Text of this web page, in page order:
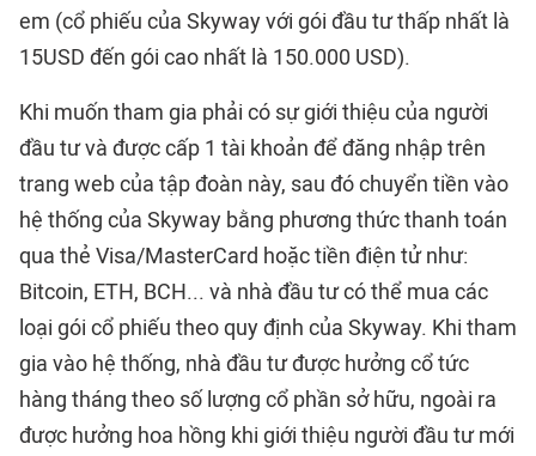
em (cổ phiếu của Skyway với gói đầu tư thấp nhất là
15USD đến gói cao nhất là 150.000 USD).
Khi muốn tham gia phải có sự giới thiệu của người
đầu tư và được cấp 1 tài khoản để đăng nhập trên
trang web của tập đoàn này, sau đó chuyển tiền vào
hệ thống của Skyway bằng phương thức thanh toán
qua thẻ Visa/MasterCard hoặc tiền điện tử như:
Bitcoin, ETH, BCH... và nhà đầu tư có thể mua các
loại gói cổ phiếu theo quy định của Skyway. Khi tham
gia vào hệ thống, nhà đầu tư được hưởng cổ tức
hàng tháng theo số lượng cổ phần sở hữu, ngoài ra
được hưởng hoa hồng khi giới thiệu người đầu tư mới